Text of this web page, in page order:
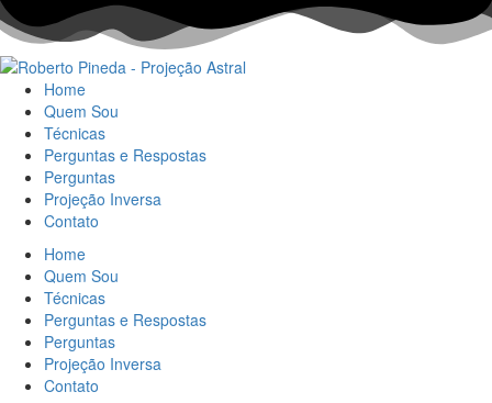
Home
Quem Sou
Técnicas
Perguntas e Respostas
Perguntas
Projeção Inversa
Contato
Home
Quem Sou
Técnicas
Perguntas e Respostas
Perguntas
Projeção Inversa
Contato